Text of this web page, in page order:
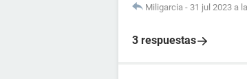
Miligarcia - 31 jul 2023 a
3 respuestas